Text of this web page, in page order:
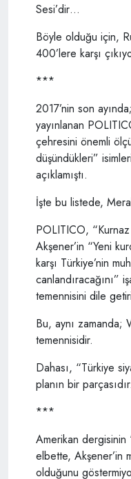
Sesi’dir…
Böyle olduğu için,
400’lere karşı
***
2017’nin son
yayınlanan
çehresini önemli
düşündükleri”
açıklamıştı.
İşte bu listede,
POLITICO, “Kurnaz
Akşener’in “Yeni
karşı Türkiye’nin
canlandıracağını”
temennisini dile
Bu, aynı zamanda;
temennisidir.
Dahası, “Türkiye
planın bir parçasıdır.
***
Amerikan dergisinin
elbette, Akşener’in
olduğunu